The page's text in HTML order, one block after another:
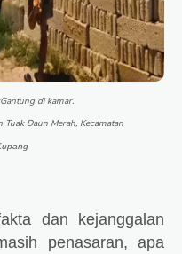
di kamar.
Tuak Daun Merah, Kecamatan
dan kejanggalan
penasaran, apa